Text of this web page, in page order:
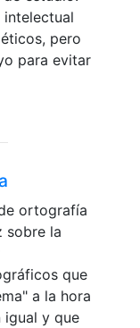
intelectual
pero
para evitar
ortografía
sobre la
que
a la hora
igual y que